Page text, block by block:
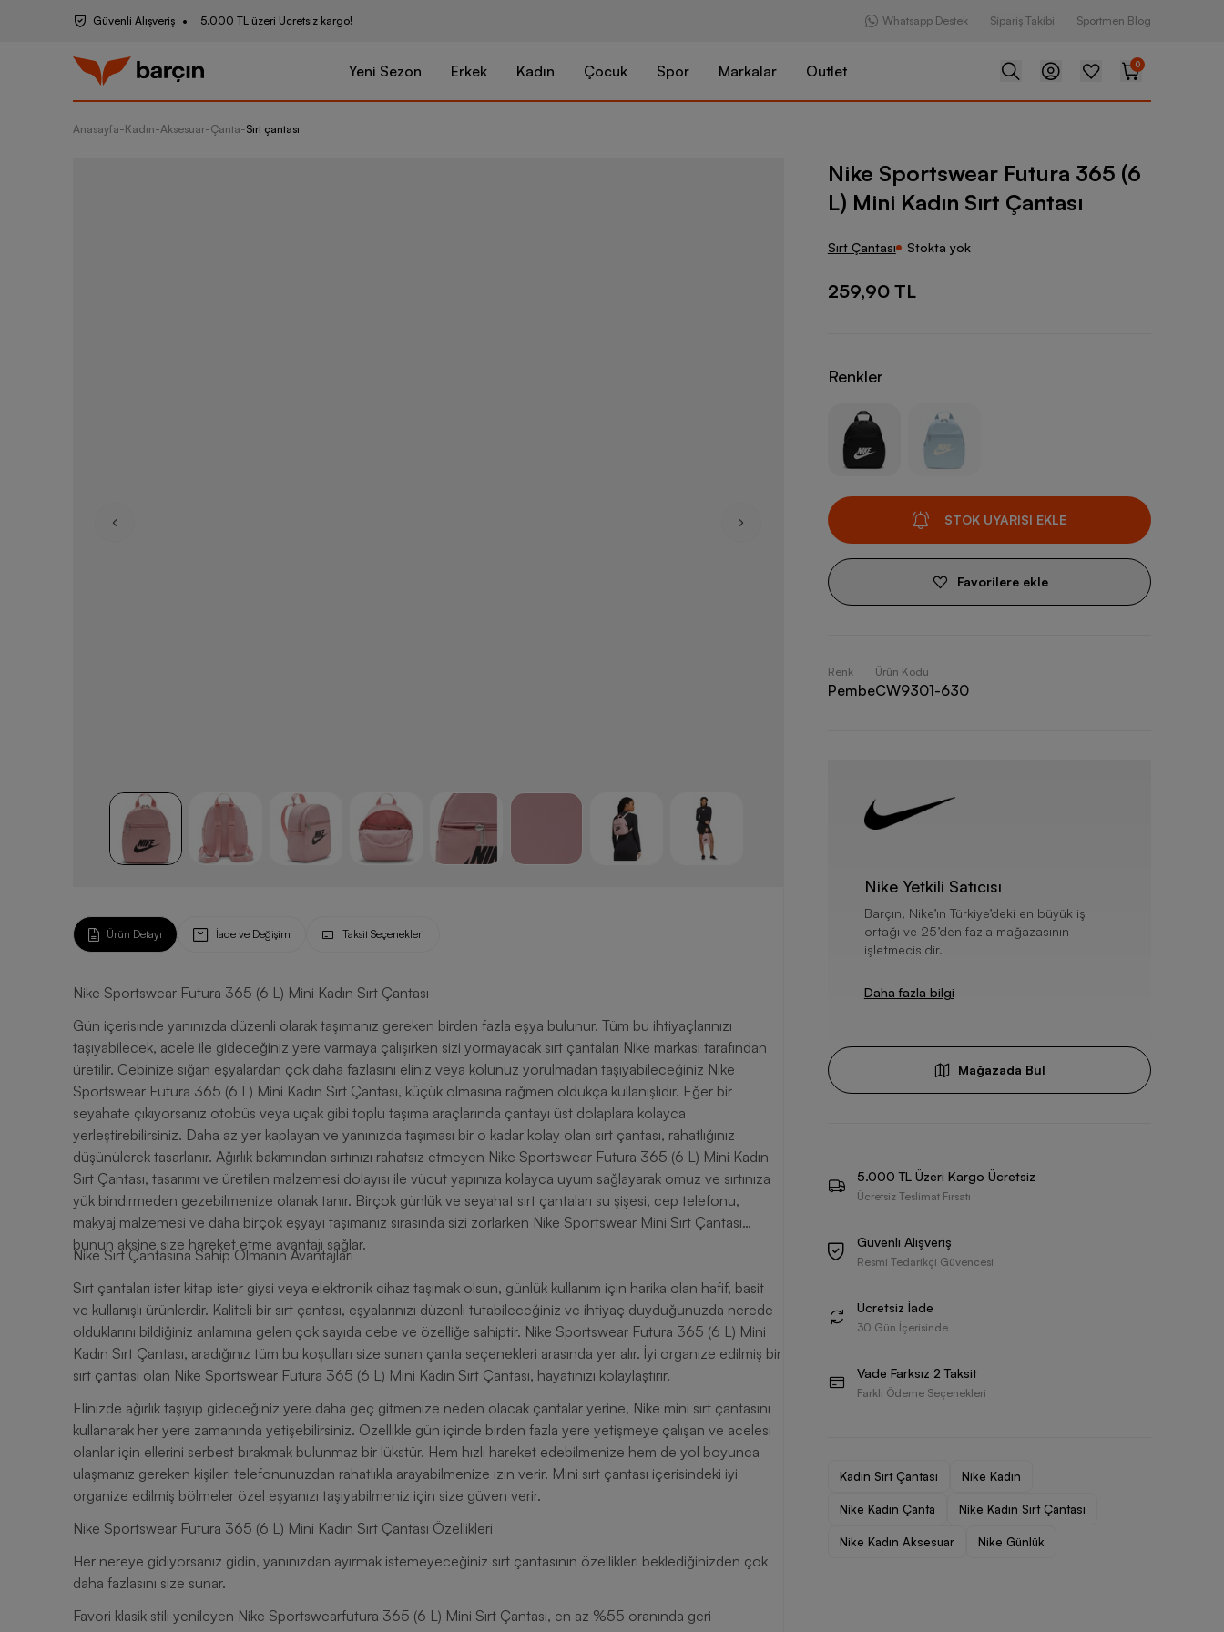
Güvenli Alışveriş 5.000 TL üzeri Ücretsiz kargo! Whatsapp Destek Sipariş Takibi Sportmen Blog
Yeni Sezon Erkek Kadın Çocuk Spor Markalar Outlet 0
Anasayfa-Kadın-Aksesuar-Çanta-Sırt çantası
Nike Sportswear Futura 365 (6 L) Mini Kadın Sırt Çantası
Ürün Detayı İade ve Değişim Taksit Seçenekleri
Nike Sportswear Futura 365 (6 L) Mini Kadın Sırt Çantası
Gün içerisinde yanınızda düzenli olarak taşımanız gereken birden fazla eşya bulunur. Tüm bu ihtiyaçlarınızı
taşıyabilecek, acele ile gideceğiniz yere varmaya çalışırken sizi yormayacak sırt çantaları Nike markası tarafından
üretilir. Cebinize sığan eşyalardan çok daha fazlasını eliniz veya kolunuz yorulmadan taşıyabileceğiniz Nike
Sportswear Futura 365 (6 L) Mini Kadın Sırt Çantası, küçük olmasına rağmen oldukça kullanışlıdır. Eğer bir
seyahate çıkıyorsanız otobüs veya uçak gibi toplu taşıma araçlarında çantayı üst dolaplara kolayca
yerleştirebilirsiniz. Daha az yer kaplayan ve yanınızda taşıması bir o kadar kolay olan sırt çantası, rahatlığınız
düşünülerek tasarlanır. Ağırlık bakımından sırtınızı rahatsız etmeyen Nike Sportswear Futura 365 (6 L) Mini Kadın
Sırt Çantası, tasarımı ve üretilen malzemesi dolayısı ile vücut yapınıza kolayca uyum sağlayarak omuz ve sırtınıza
yük bindirmeden gezebilmenize olanak tanır. Birçok günlük ve seyahat sırt çantaları su şişesi, cep telefonu,
makyaj malzemesi ve daha birçok eşyayı taşımanız sırasında sizi zorlarken Nike Sportswear Mini Sırt Çantası
bunun aksine size hareket etme avantajı sağlar.
Nike Sırt Çantasına Sahip Olmanın Avantajları
Sırt çantaları ister kitap ister giysi veya elektronik cihaz taşımak olsun, günlük kullanım için harika olan hafif, basit
ve kullanışlı ürünlerdir. Kaliteli bir sırt çantası, eşyalarınızı düzenli tutabileceğiniz ve ihtiyaç duyduğunuzda nerede
olduklarını bildiğiniz anlamına gelen çok sayıda cebe ve özelliğe sahiptir. Nike Sportswear Futura 365 (6 L) Mini
Kadın Sırt Çantası, aradığınız tüm bu koşulları size sunan çanta seçenekleri arasında yer alır. İyi organize edilmiş bir
sırt çantası olan Nike Sportswear Futura 365 (6 L) Mini Kadın Sırt Çantası, hayatınızı kolaylaştırır.
Elinizde ağırlık taşıyıp gideceğiniz yere daha geç gitmenize neden olacak çantalar yerine, Nike mini sırt çantasını
kullanarak her yere zamanında yetişebilirsiniz. Özellikle gün içinde birden fazla yere yetişmeye çalışan ve acelesi
olanlar için ellerini serbest bırakmak bulunmaz bir lükstür. Hem hızlı hareket edebilmenize hem de yol boyunca
ulaşmanız gereken kişileri telefonunuzdan rahatlıkla arayabilmenize izin verir. Mini sırt çantası içerisindeki iyi
organize edilmiş bölmeler özel eşyanızı taşıyabilmeniz için size güven verir.
Nike Sportswear Futura 365 (6 L) Mini Kadın Sırt Çantası Özellikleri
Her nereye gidiyorsanız gidin, yanınızdan ayırmak istemeyeceğiniz sırt çantasının özellikleri beklediğinizden çok
daha fazlasını size sunar.
Favori klasik stili yenileyen Nike Sportswearfutura 365 (6 L) Mini Sırt Çantası, en az %55 oranında geri
Nike Sportswear Futura 365 (6
L) Mini Kadın Sırt Çantası
Sırt Çantası Stokta yok
259,90 TL
Renkler
STOK UYARISI EKLE
Favorilere ekle
Renk
Pembe
Ürün Kodu
CW9301-630
Nike Yetkili Satıcısı
Barçın, Nike’ın Türkiye’deki en büyük iş
ortağı ve 25’den fazla mağazasının
işletmecisidir.
Daha fazla bilgi
Mağazada Bul
5.000 TL Üzeri Kargo Ücretsiz
Ücretsiz Teslimat Fırsatı
Güvenli Alışveriş
Resmi Tedarikçi Güvencesi
Ücretsiz İade
30 Gün İçerisinde
Vade Farksız 2 Taksit
Farklı Ödeme Seçenekleri
Kadın Sırt Çantası Nike Kadın
Nike Kadın Çanta Nike Kadın Sırt Çantası
Nike Kadın Aksesuar Nike Günlük